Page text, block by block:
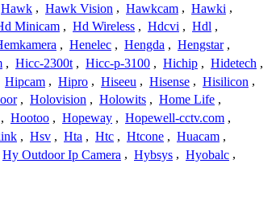
Hawk , Hawk Vision , Hawkcam , Hawki ,
Minicam , Hd Wireless , Hdcvi , Hdl ,
, Henelec , Hengda , Hengstar ,
, Hicc-2300t , Hicc-p-3100 , Hichip , Hidetech ,
Hipcam , Hipro , Hiseeu , Hisense , Hisilicon ,
, Holovision , Holowits , Home Life ,
, Hootoo , Hopeway , Hopewell-cctv.com ,
, Hsv , Hta , Htc , Htcone , Huacam ,
Hy Outdoor Ip Camera , Hybsys , Hyobalc ,